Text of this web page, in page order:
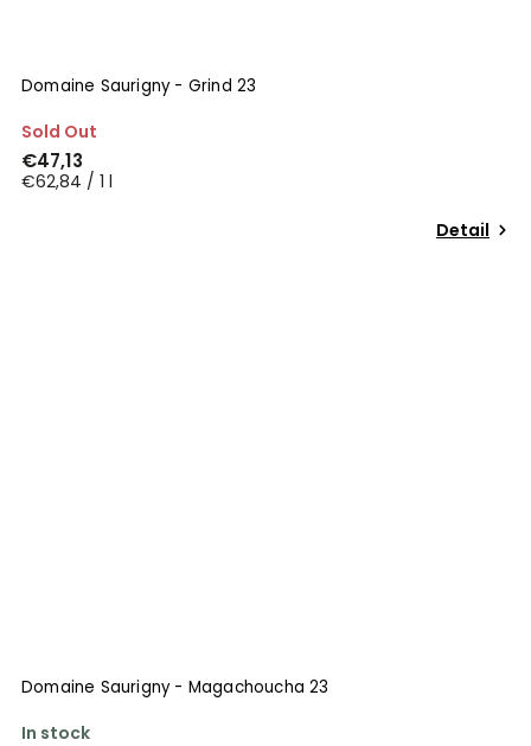
Domaine Saurigny - Grind 23
Sold Out
€47,13
€62,84 / 1 l
Detail
Domaine Saurigny - Magachoucha 23
In stock